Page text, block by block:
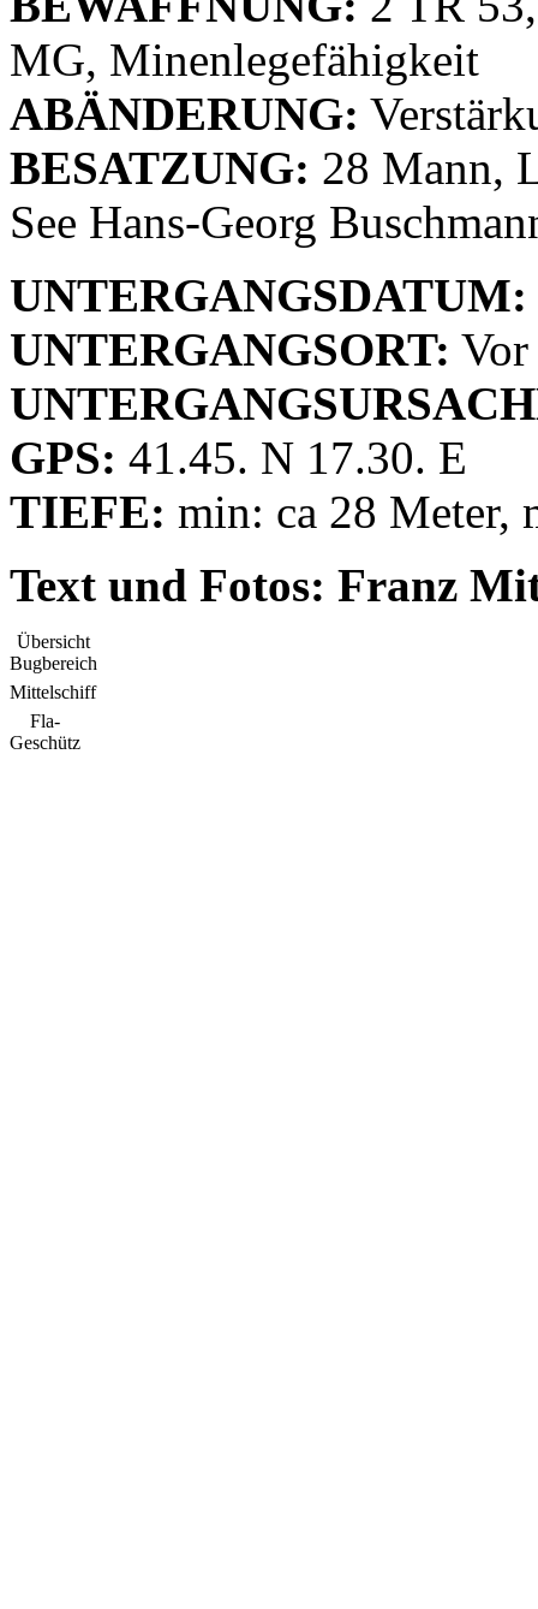
MG, Minenlegefähigkeit
ABÄNDERUNG:
BESATZUNG: 28 Mann,
See Hans-Georg
UNTERGANGSDATUM:
UNTERGANGSORT: Vor
GPS: 41.45. N 17.30. E
TIEFE: min: ca 28 Meter,
Text und Fotos: Franz
Übersicht
Bugbereich
Mittelschiff
Fla-
Geschütz